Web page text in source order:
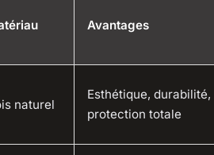
Avantages
naturel
Esthétique, durabilité,
protection totale